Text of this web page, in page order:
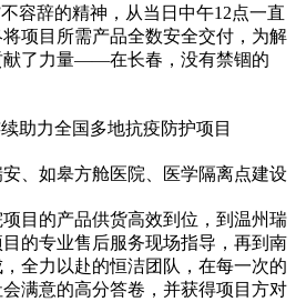
容辞的精神，从当日中午12点一直
项目所需产品全数安全交付，为解
献了力量——在长春，没有禁锢的
、如皋方舱医院、医学隔离点建设
目的产品供货高效到位，到温州瑞
的专业售后服务现场指导，再到南
全力以赴的恒洁团队，在每一次的
满意的高分答卷，并获得项目方对